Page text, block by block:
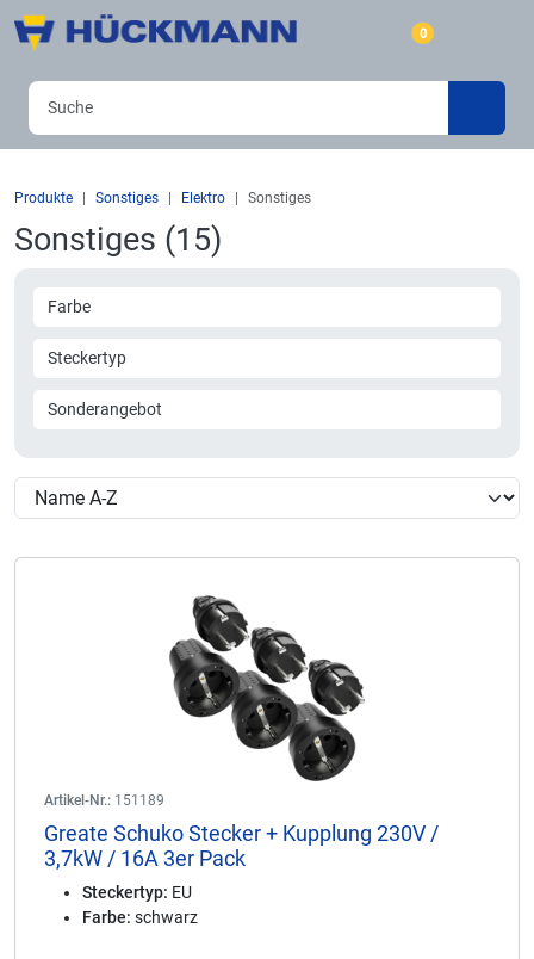
0
Produkte Sonstiges Elektro Sonstiges
Sonstiges (15)
Farbe
Steckertyp
Sonderangebot
Artikel-Nr.: 151189
Greate Schuko Stecker + Kupplung 230V /
3,7kW / 16A 3er Pack
Steckertyp: EU
Farbe: schwarz